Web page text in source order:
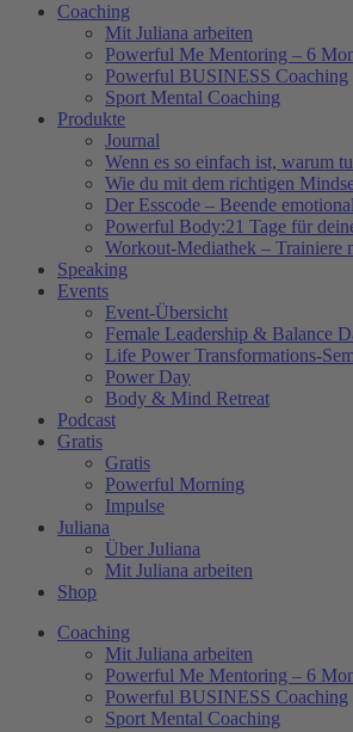
Coaching
Mit Juliana arbeiten
Powerful Me Mentoring – 6
Powerful BUSINESS Coaching
Sport Mental Coaching
Produkte
Journal
Wenn es so einfach ist, warum
Wie du mit dem richtigen
Der Esscode – Beende
Powerful Body:21 Tage für
Workout-Mediathek – Trainiere
Speaking
Events
Event-Übersicht
Female Leadership & Balance
Life Power Transformations-
Power Day
Body & Mind Retreat
Podcast
Gratis
Gratis
Powerful Morning
Impulse
Juliana
Über Juliana
Mit Juliana arbeiten
Shop
Coaching
Mit Juliana arbeiten
Powerful Me Mentoring – 6
Powerful BUSINESS Coaching
Sport Mental Coaching